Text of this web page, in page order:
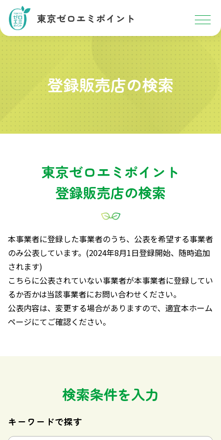
登録販売店の検索
東京ゼロエミポイント
登録販売店の検索
本事業者に登録した事業者のうち、公表を希望する事業者
のみ公表しています。(2024年8月1日登録開始、随時追加
されます)
こちらに公表されていない事業者が本事業者に登録してい
るか否かは当該事業者にお問い合わせください。
公表内容は、変更する場合がありますので、適宜本ホーム
ページにてご確認ください。
検索条件を入力
キーワードで探す